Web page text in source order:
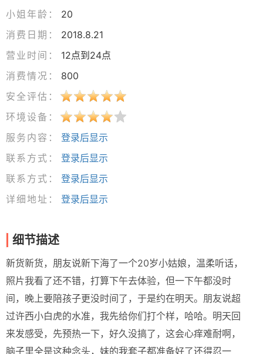
小姐年龄：
20
消费日期：
2018.8.21
营业时间：
12点到24点
消费情况：
800
安全评估：
环境设备：
服务内容：
登录后显示
联系方式：
登录后显示
联系方式：
登录后显示
详细地址：
登录后显示
细节描述
新货新货，朋友说新下海了一个20岁小姑娘，温柔听话，
照片我看了还不错，打算下午去体验，但一下午都没时
间，晚上要陪孩子更没时间了，于是约在明天。朋友说超
过许西小白虎的水准，我先给你们打个样，哈哈。明天回
来发感受，先预热一下，好久没搞了，这会心痒难耐啊，
脑子里全是这种念头，妹的我套子都准备好了还得忍一